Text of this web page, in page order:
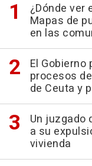
¿Dónde ver
Mapas de
en las
El
procesos
de Ceuta y
Un juzgado
a su
vivienda